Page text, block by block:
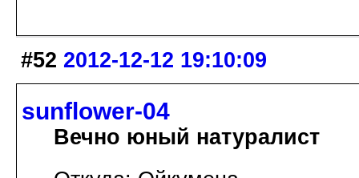
#52 2012-12-12 19:10:09
sunflower-04
Вечно юный натуралист